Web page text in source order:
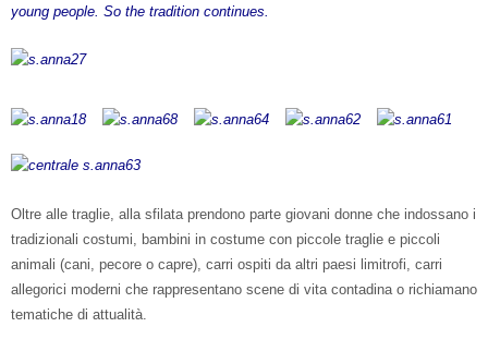
young people. So the tradition continues.
Oltre alle traglie, alla sfilata prendono parte giovani donne che indossano i
tradizionali costumi, bambini in costume con piccole traglie e piccoli
animali (cani, pecore o capre), carri ospiti da altri paesi limitrofi, carri
allegorici moderni che rappresentano scene di vita contadina o richiamano
tematiche di attualità.